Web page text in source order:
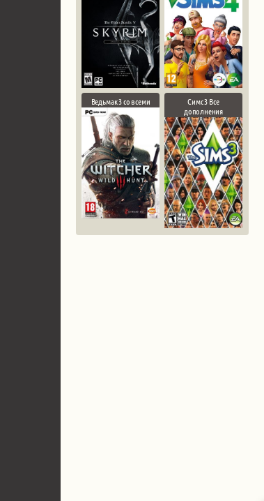
Ведьмак 3 со всеми
Симс 3 Все
дополнения